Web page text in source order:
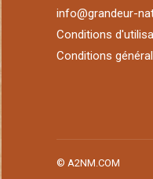
info@grandeur-
Conditions
Conditions
© A2NM.COM